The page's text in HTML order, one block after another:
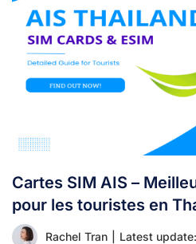
Cartes SIM AIS –
pour les touristes en
Rachel Tran Latest